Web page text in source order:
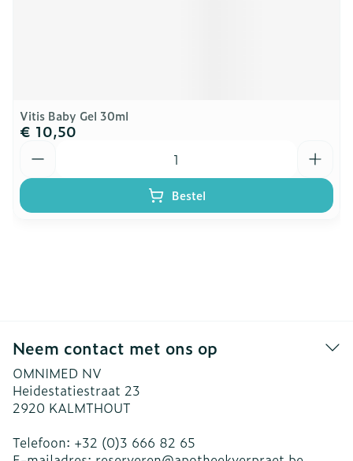
Vitis Baby Gel 30ml
€ 10,50
Bestel
Neem contact met ons op
OMNIMED NV
Heidestatiestraat 23
2920 KALMTHOUT
Telefoon: +32 (0)3 666 82 65